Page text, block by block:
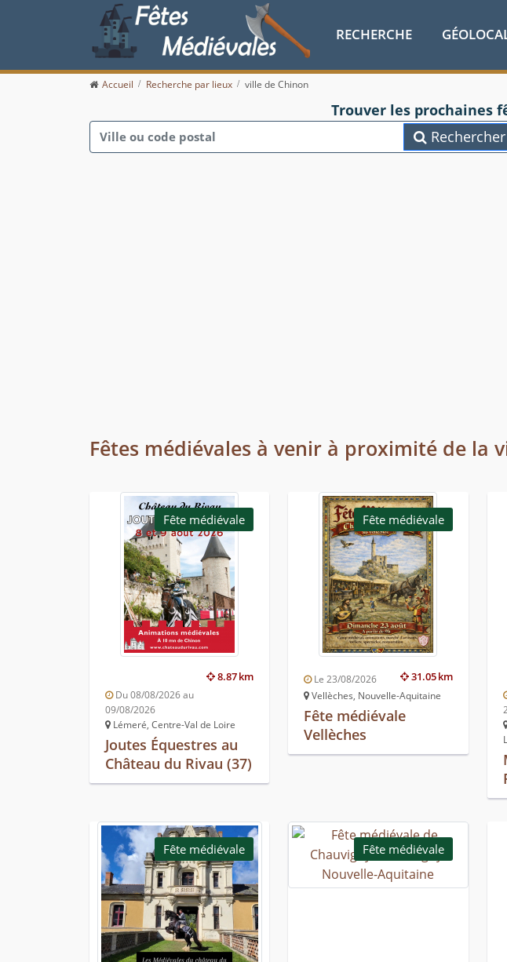
RECHERCHE
Accueil Recherche par lieux ville de Chinon
Trouver les prochaines
Rechercher
Fêtes médiévales à venir à proximité de la
Fête médiévale
8.87 km
Du 08/08/2026 au
09/08/2026
Lémeré, Centre-Val de Loire
Joutes Équestres au
Château du Rivau (37)
Fête médiévale
31.05 km
Le 23/08/2026
Vellèches, Nouvelle-Aquitaine
Fête médiévale
Vellèches
Fête médiévale Fête médiévale